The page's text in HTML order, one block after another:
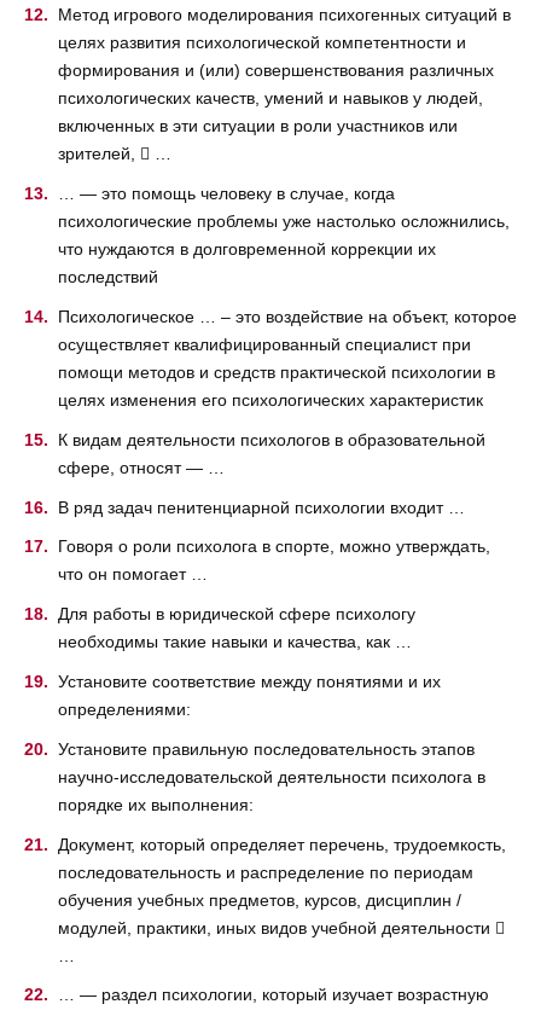
Метод игрового моделирования психогенных ситуаций в
целях развития психологической компетентности и
формирования и (или) совершенствования различных
психологических качеств, умений и навыков у людей,
включенных в эти ситуации в роли участников или
зрителей,  …
… — это помощь человеку в случае, когда
психологические проблемы уже настолько осложнились,
что нуждаются в долговременной коррекции их
последствий
Психологическое … – это воздействие на объект, которое
осуществляет квалифицированный специалист при
помощи методов и средств практической психологии в
целях изменения его психологических характеристик
К видам деятельности психологов в образовательной
сфере, относят — …
В ряд задач пенитенциарной психологии входит …
Говоря о роли психолога в спорте, можно утверждать,
что он помогает …
Для работы в юридической сфере психологу
необходимы такие навыки и качества, как …
Установите соответствие между понятиями и их
определениями:
Установите правильную последовательность этапов
научно-исследовательской деятельности психолога в
порядке их выполнения:
Документ, который определяет перечень, трудоемкость,
последовательность и распределение по периодам
обучения учебных предметов, курсов, дисциплин /
модулей, практики, иных видов учебной деятельности 
… — раздел психологии, который изучает возрастную